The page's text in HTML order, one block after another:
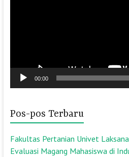
00:00
Pos-pos Terbaru
Fakultas Pertanian Univet
Evaluasi Magang Mahasiswa di